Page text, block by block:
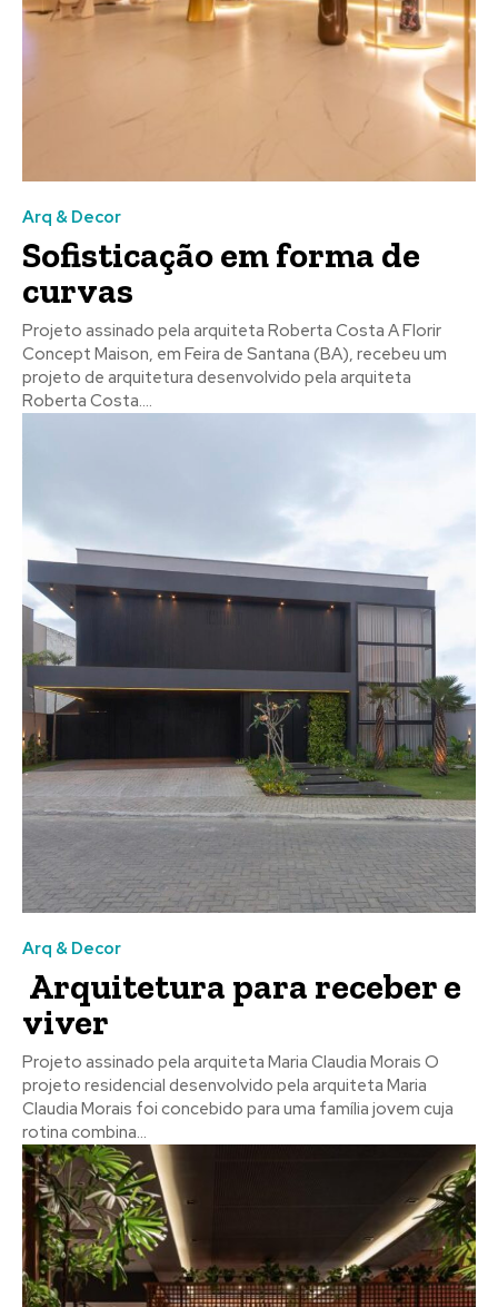
Arq & Decor
Sofisticação em forma de
curvas
Projeto assinado pela arquiteta Roberta Costa A Florir
Concept Maison, em Feira de Santana (BA), recebeu um
projeto de arquitetura desenvolvido pela arquiteta
Roberta Costa....
Arq & Decor
Arquitetura para receber e
viver
Projeto assinado pela arquiteta Maria Claudia Morais O
projeto residencial desenvolvido pela arquiteta Maria
Claudia Morais foi concebido para uma família jovem cuja
rotina combina...